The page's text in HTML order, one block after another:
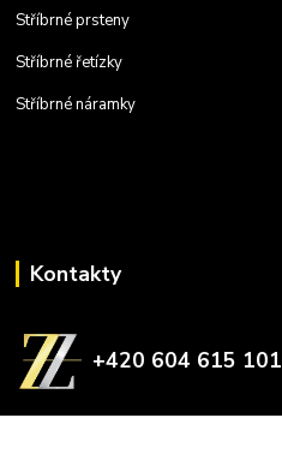
Stříbrné prsteny
Stříbrné řetízky
Stříbrné náramky
Kontakty
+420 604 615 101